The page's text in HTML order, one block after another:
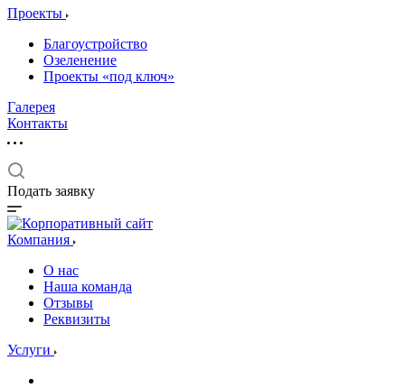
Проекты
Благоустройство
Озеленение
Проекты «под ключ»
Галерея
Контакты
Подать заявку
Компания
О нас
Наша команда
Отзывы
Реквизиты
Услуги